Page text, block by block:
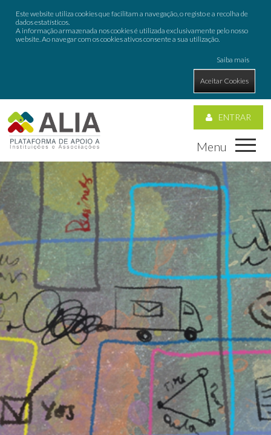
Este website utiliza cookies que facilitam a navegação, o registo e a recolha de
dados estatísticos.
A informação armazenada nos cookies é utilizada exclusivamente pelo nosso
website. Ao navegar com os cookies ativos consente a sua utilização.
Saiba mais
Aceitar Cookies
ENTRAR
Menu